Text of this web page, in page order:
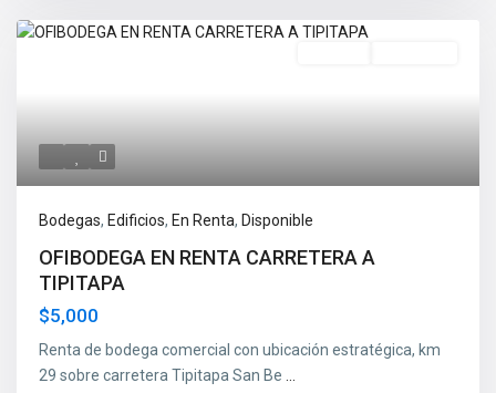
Bodegas, Edificios, En Renta, Disponible
OFIBODEGA EN RENTA CARRETERA A
TIPITAPA
$5,000
Renta de bodega comercial con ubicación estratégica, km
29 sobre carretera Tipitapa San Be